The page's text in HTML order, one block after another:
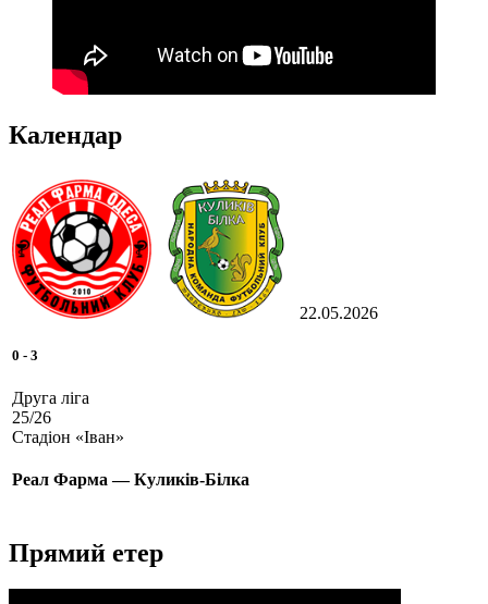
Календар
22.05.2026
0 - 3
Друга ліга
25/26
Стадіон «Іван»
Реал Фарма — Куликів-Білка
Прямий етер